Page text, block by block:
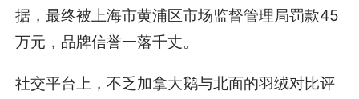
据，最终被上海市黄浦区市场监督管理局罚款45
万元，品牌信誉一落千丈。
社交平台上，不乏加拿大鹅与北面的羽绒对比评